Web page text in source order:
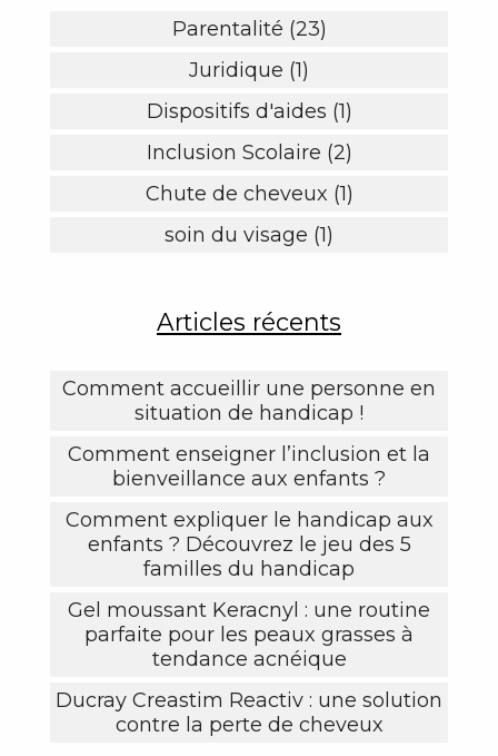
Parentalité (23)
Juridique (1)
Dispositifs d'aides (1)
Inclusion Scolaire (2)
Chute de cheveux (1)
soin du visage (1)
Articles récents
Comment accueillir une personne en
situation de handicap !
Comment enseigner l’inclusion et la
bienveillance aux enfants ?
Comment expliquer le handicap aux
enfants ? Découvrez le jeu des 5
familles du handicap
Gel moussant Keracnyl : une routine
parfaite pour les peaux grasses à
tendance acnéique
Ducray Creastim Reactiv : une solution
contre la perte de cheveux